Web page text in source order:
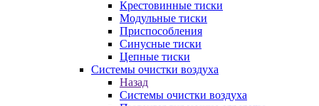
Крестовинные тиски
Модульные тиски
Приспособления
Синусные тиски
Цепные тиски
Системы очистки воздуха
Назад
Системы очистки воздуха